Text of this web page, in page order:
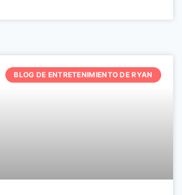
BLOG DE ENTRETENIMIENTO DE RYAN